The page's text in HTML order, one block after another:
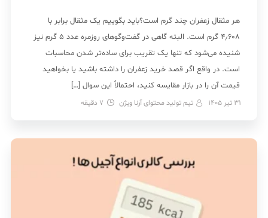
هر مثقال زعفران چند گرم است؟باید بگوییم یک مثقال برابر با
۴٫۶۰۸ گرم است. البته گاهی در گفت‌وگوهای روزمره عدد ۵ گرم نیز
شنیده می‌شود که تنها یک تقریب برای ساده‌تر شدن محاسبات
است. در واقع اگر قصد خرید زعفران را داشته باشید یا بخواهید
قیمت آن را در بازار مقایسه کنید، احتمالاً این سوال […]
31 تیر 1405 تیم تولید محتوای آرنا ویژن 7 دقیقه